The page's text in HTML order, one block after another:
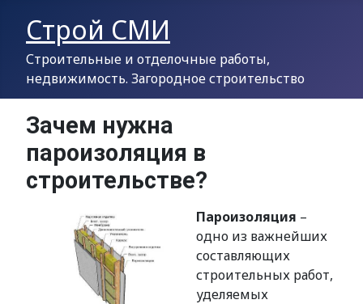
Строй СМИ
Строительные и отделочные работы,
недвижимость. Загородное строительство
Зачем нужна
пароизоляция в
строительстве?
Пароизоляция –
одно из важнейших
составляющих
строительных работ,
уделяемых